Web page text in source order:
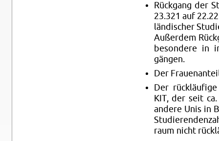
Rück­gang der
23.321 auf
län­di­scher
Au­ßer­dem
be­son­de­re in
gän­gen.
Der
Der
KIT, der seit
an­de­re Unis in
raum nicht